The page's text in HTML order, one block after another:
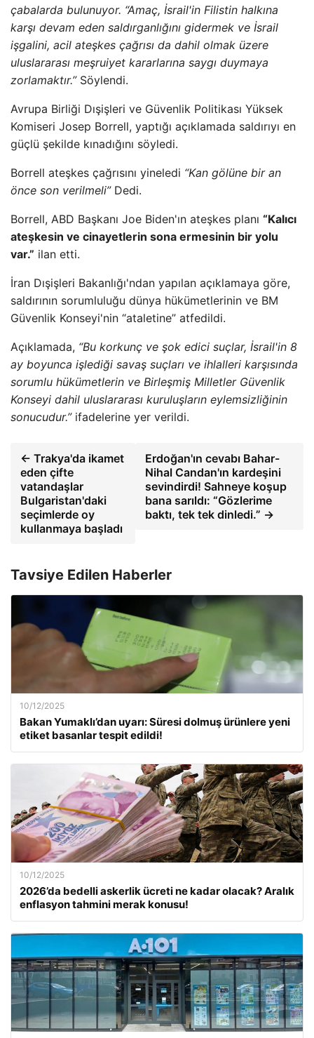
çabalarda bulunuyor. “Amaç, İsrail'in Filistin halkına
karşı devam eden saldırganlığını gidermek ve İsrail
işgalini, acil ateşkes çağrısı da dahil olmak üzere
uluslararası meşruiyet kararlarına saygı duymaya
zorlamaktır.”Söylendi.
Avrupa Birliği Dışişleri ve Güvenlik Politikası Yüksek
Komiseri Josep Borrell, yaptığı açıklamada saldırıyı en
güçlü şekilde kınadığını söyledi.
Borrell ateşkes çağrısını yineledi “Kan gölüne bir an
önce son verilmeli”Dedi.
Borrell, ABD Başkanı Joe Biden'ın ateşkes planı “Kalıcı
ateşkesin ve cinayetlerin sona ermesinin bir yolu
var.” ilan etti.
İran Dışişleri Bakanlığı'ndan yapılan açıklamaya göre,
saldırının sorumluluğu dünya hükümetlerinin ve BM
Güvenlik Konseyi'nin “ataletine” atfedildi.
Açıklamada, “Bu korkunç ve şok edici suçlar, İsrail'in 8
ay boyunca işlediği savaş suçları ve ihlalleri karşısında
sorumlu hükümetlerin ve Birleşmiş Milletler Güvenlik
Konseyi dahil uluslararası kuruluşların eylemsizliğinin
sonucudur.”ifadelerine yer verildi.
← Trakya'da ikamet
eden çifte
vatandaşlar
Bulgaristan'daki
seçimlerde oy
kullanmaya başladı
Erdoğan'ın cevabı Bahar-
Nihal Candan'ın kardeşini
sevindirdi! Sahneye koşup
bana sarıldı: “Gözlerime
baktı, tek tek dinledi.” →
Tavsiye Edilen Haberler
10/12/2025
Bakan Yumaklı’dan uyarı: Süresi dolmuş ürünlere yeni
etiket basanlar tespit edildi!
10/12/2025
2026’da bedelli askerlik ücreti ne kadar olacak? Aralık
enflasyon tahmini merak konusu!